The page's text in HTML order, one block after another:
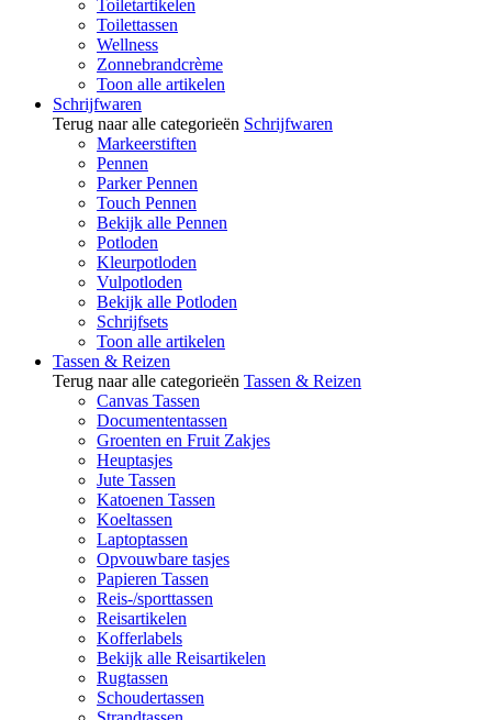
Toiletartikelen
Toilettassen
Wellness
Zonnebrandcrème
Toon alle artikelen
Schrijfwaren
Terug naar alle categorieën Schrijfwaren
Markeerstiften
Pennen
Parker Pennen
Touch Pennen
Bekijk alle Pennen
Potloden
Kleurpotloden
Vulpotloden
Bekijk alle Potloden
Schrijfsets
Toon alle artikelen
Tassen & Reizen
Terug naar alle categorieën Tassen & Reizen
Canvas Tassen
Documententassen
Groenten en Fruit Zakjes
Heuptasjes
Jute Tassen
Katoenen Tassen
Koeltassen
Laptoptassen
Opvouwbare tasjes
Papieren Tassen
Reis-/sporttassen
Reisartikelen
Kofferlabels
Bekijk alle Reisartikelen
Rugtassen
Schoudertassen